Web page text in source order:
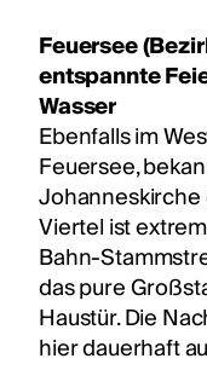
Feuersee
entspannte
Wasser
Ebenfalls im
Feuersee,
Johanneskirche
Viertel ist
Bahn-
das pure
Haustür. Die
hier dauerhaft